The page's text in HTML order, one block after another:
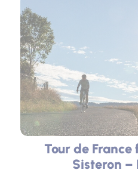
Tour de
Sisteron –